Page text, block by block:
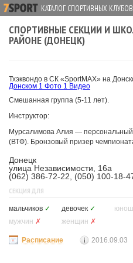
КАТАЛОГ СПОРТИВНЫХ
СПОРТИВНЫЕ СЕКЦИИ И
РАЙОНЕ (ДОНЕЦК)
Тхэквондо в СК «SportMAX» на
Донском 1 Фото 1 Видео
Смешанная группа (5-11 лет).
Инструктор:
Мурсалимова Алия —
(ВТФ). Бронзовый призер
Донецк
улица Независимости, 16а
(062) 386-72-22, (050) 100-18-
СЕКЦИЯ ДЛЯ
мальчиков ✓ девочек ✓
мужчин ✗ женщин ✗
Расписание 2016.09.03